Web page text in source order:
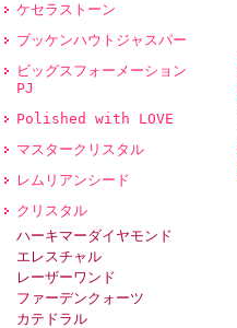
ケセラストーン
ブッケンハウトジャスパー
ビッグスフォーメーション
PJ
Polished with LOVE
マスタークリスタル
レムリアンシード
クリスタル
ハーキマーダイヤモンド
エレスチャル
レーザーワンド
ファーデンクォーツ
カテドラル